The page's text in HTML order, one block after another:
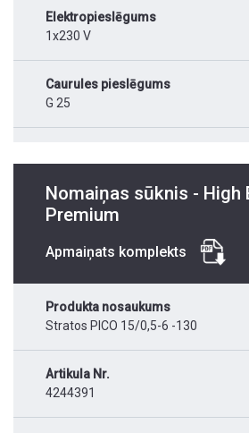
Elektropieslēgums
1x230 V
Caurules pieslēgums
G 25
Nomaiņas sūknis - High
Premium
Apmaiņats komplekts
Produkta nosaukums
Stratos PICO 15/0,5-6 -130
Artikula Nr.
4244391